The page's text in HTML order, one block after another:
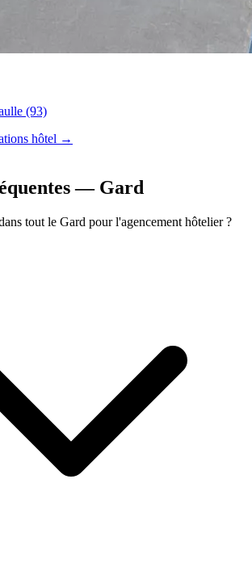
(93)
hôtel →
— Gard
tout le Gard pour l'agencement hôtelier ?